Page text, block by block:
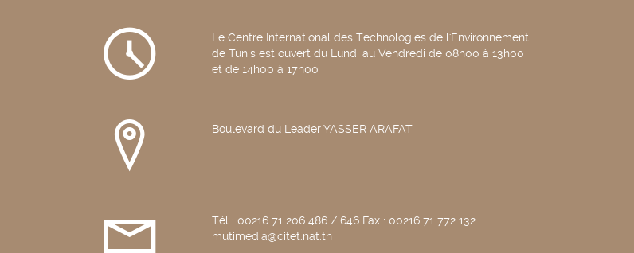
Le Centre International des Technologies de l'Environnement
de Tunis est ouvert du Lundi au Vendredi de 08h00 à 13h00
et de 14h00 à 17h00
Boulevard du Leader YASSER ARAFAT
Tél : 00216 71 206 486 / 646 Fax : 00216 71 772 132
mutimedia@citet.nat.tn